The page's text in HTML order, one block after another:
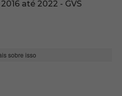
até 2022 - GVS
sobre isso